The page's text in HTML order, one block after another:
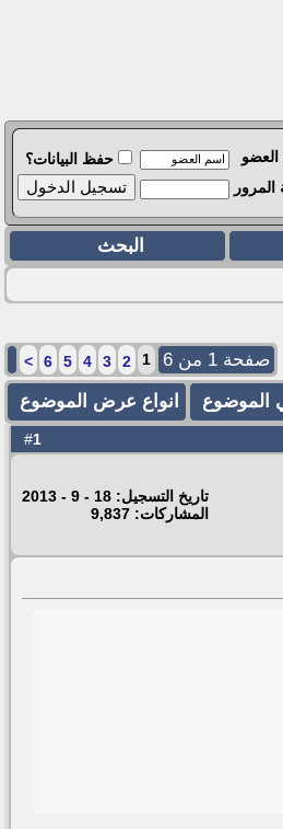
العضو
حفظ البيانات؟
المرور
البحث
صفحة 1 من 6 1
2
3
4
5
6
>
الموضوع انواع عرض الموضوع
1
تاريخ التسجيل: 18 - 9 - 2013
المشاركات: 9,837